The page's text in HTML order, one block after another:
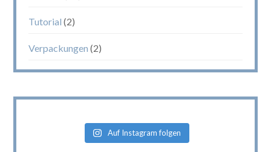
Tutorial (2)
Verpackungen (2)
Auf Instagram folgen